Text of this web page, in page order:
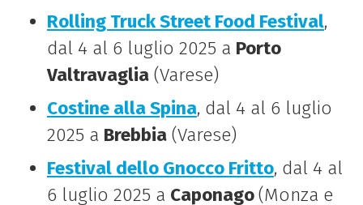
Rolling Truck Street Food Festival,
dal 4 al 6 luglio 2025 a Porto
Valtravaglia(Varese)
Costine alla Spina, dal 4 al 6 luglio
2025 a Brebbia(Varese)
Festival dello Gnocco Fritto, dal 4 al
6 luglio 2025 a Caponago(Monza e